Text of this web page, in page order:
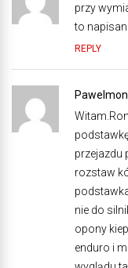
przy
to
REPLY
przejazdu
rozstaw
nie do
opony
enduro i